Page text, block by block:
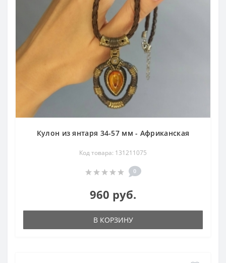
Кулон из янтаря 34-57 мм - Африканская
Код товара: 131211075
0
960 руб.
В КОРЗИНУ